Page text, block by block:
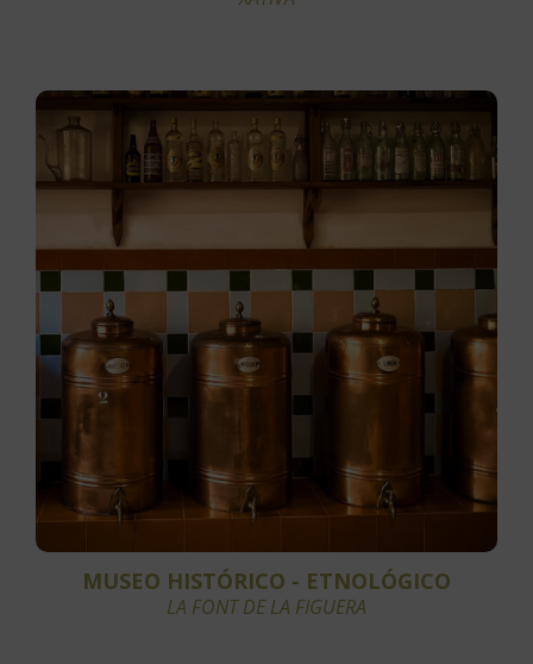
MUSEO HISTÓRICO - ETNOLÓGICO
LA FONT DE LA FIGUERA